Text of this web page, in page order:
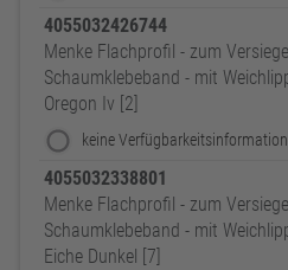
4055032426744
Menke Flachprofil - zum
Schaumklebeband - mit
Oregon Iv [2]
keine
4055032338801
Menke Flachprofil - zum
Schaumklebeband - mit
Eiche Dunkel [7]